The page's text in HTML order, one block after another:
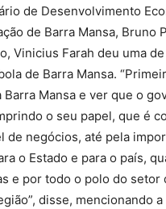
de Desenvolvimento
de Barra Mansa, Bruno
Vinicius Farah deu uma
de Barra Mansa.
Mansa e ver que o
o seu papel, que é
de negócios, até pela
o Estado e para o país,
e por todo o polo do setor
disse, mencionando